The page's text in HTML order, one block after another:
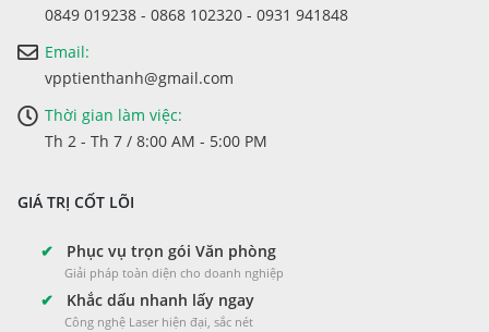
0849 019238 - 0868 102320 - 0931 941848
Email:
vpptienthanh@gmail.com
Thời gian làm việc:
Th 2 - Th 7 / 8:00 AM - 5:00 PM
GIÁ TRỊ CỐT LÕI
✔ Phục vụ trọn gói Văn phòng
Giải pháp toàn diện cho doanh nghiệp
✔ Khắc dấu nhanh lấy ngay
Công nghệ Laser hiện đại, sắc nét